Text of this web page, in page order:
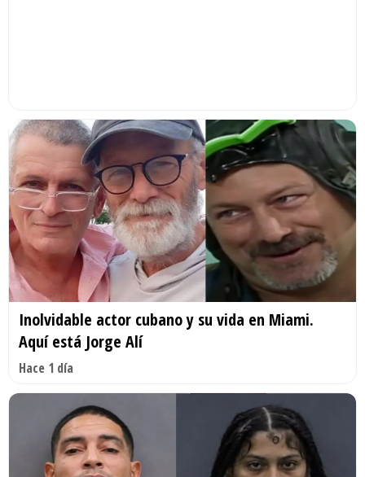
Inolvidable actor cubano y su vida en Miami.
Aquí está Jorge Alí
Hace 1 día